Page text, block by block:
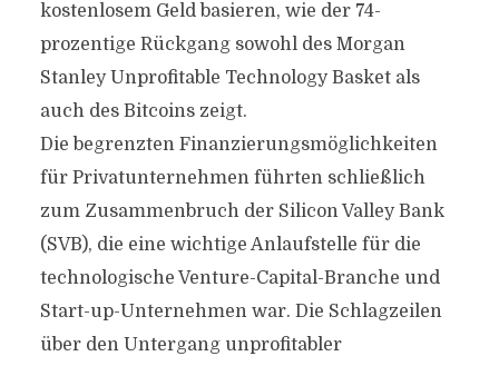
kostenlosem Geld basieren, wie der 74-
prozentige Rückgang sowohl des Morgan
Stanley Unprofitable Technology Basket als
auch des Bitcoins zeigt.
Die begrenzten Finanzierungsmöglichkeiten
für Privatunternehmen führten schließlich
zum Zusammenbruch der Silicon Valley Bank
(SVB), die eine wichtige Anlaufstelle für die
technologische Venture-Capital-Branche und
Start-up-Unternehmen war. Die Schlagzeilen
über den Untergang unprofitabler